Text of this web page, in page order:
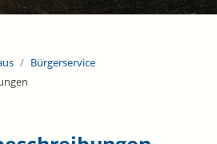
Bürgerservice